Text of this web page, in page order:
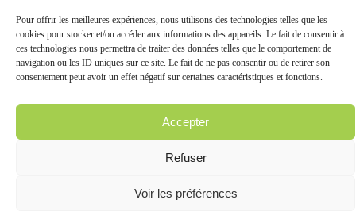
Pour offrir les meilleures expériences, nous utilisons des technologies telles que les
cookies pour stocker et/ou accéder aux informations des appareils. Le fait de consentir à
ces technologies nous permettra de traiter des données telles que le comportement de
navigation ou les ID uniques sur ce site. Le fait de ne pas consentir ou de retirer son
consentement peut avoir un effet négatif sur certaines caractéristiques et fonctions.
Accepter
Refuser
Voir les préférences
Qualité
différenciée
PROANIWAL ASBL
Chemin de Sotrez 53
B-4550 Nadrin
Formulaire en ligne